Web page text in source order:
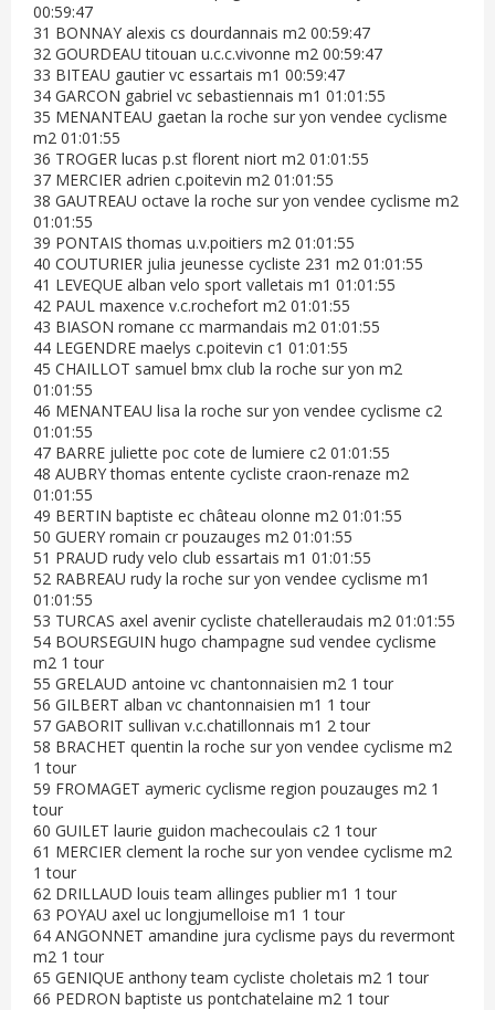
00:59:47
31 BONNAY alexis cs dourdannais m2 00:59:47
32 GOURDEAU titouan u.c.c.vivonne m2 00:59:47
33 BITEAU gautier vc essartais m1 00:59:47
34 GARCON gabriel vc sebastiennais m1 01:01:55
35 MENANTEAU gaetan la roche sur yon vendee cyclisme
m2 01:01:55
36 TROGER lucas p.st florent niort m2 01:01:55
37 MERCIER adrien c.poitevin m2 01:01:55
38 GAUTREAU octave la roche sur yon vendee cyclisme m2
01:01:55
39 PONTAIS thomas u.v.poitiers m2 01:01:55
40 COUTURIER julia jeunesse cycliste 231 m2 01:01:55
41 LEVEQUE alban velo sport valletais m1 01:01:55
42 PAUL maxence v.c.rochefort m2 01:01:55
43 BIASON romane cc marmandais m2 01:01:55
44 LEGENDRE maelys c.poitevin c1 01:01:55
45 CHAILLOT samuel bmx club la roche sur yon m2
01:01:55
46 MENANTEAU lisa la roche sur yon vendee cyclisme c2
01:01:55
47 BARRE juliette poc cote de lumiere c2 01:01:55
48 AUBRY thomas entente cycliste craon-renaze m2
01:01:55
49 BERTIN baptiste ec château olonne m2 01:01:55
50 GUERY romain cr pouzauges m2 01:01:55
51 PRAUD rudy velo club essartais m1 01:01:55
52 RABREAU rudy la roche sur yon vendee cyclisme m1
01:01:55
53 TURCAS axel avenir cycliste chatelleraudais m2 01:01:55
54 BOURSEGUIN hugo champagne sud vendee cyclisme
m2 1 tour
55 GRELAUD antoine vc chantonnaisien m2 1 tour
56 GILBERT alban vc chantonnaisien m1 1 tour
57 GABORIT sullivan v.c.chatillonnais m1 2 tour
58 BRACHET quentin la roche sur yon vendee cyclisme m2
1 tour
59 FROMAGET aymeric cyclisme region pouzauges m2 1
tour
60 GUILET laurie guidon machecoulais c2 1 tour
61 MERCIER clement la roche sur yon vendee cyclisme m2
1 tour
62 DRILLAUD louis team allinges publier m1 1 tour
63 POYAU axel uc longjumelloise m1 1 tour
64 ANGONNET amandine jura cyclisme pays du revermont
m2 1 tour
65 GENIQUE anthony team cycliste choletais m2 1 tour
66 PEDRON baptiste us pontchatelaine m2 1 tour